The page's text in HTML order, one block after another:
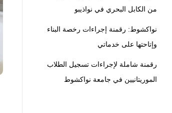
من الكابل البحري في نواذيبو
نواكشوط: رقمنة إجراءات رخصة البناء
وإتاحتها على خدماتي
رقمنة شاملة لإجراءات تسجيل الطلاب
الموريتانيين في جامعة نواكشوط